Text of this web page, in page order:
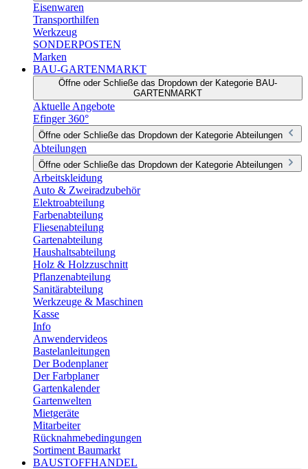
Eisenwaren
Transporthilfen
Werkzeug
SONDERPOSTEN
Marken
BAU-GARTENMARKT
Öffne oder Schließe das Dropdown der Kategorie BAU-
GARTENMARKT
Aktuelle Angebote
Efinger 360°
Öffne oder Schließe das Dropdown der Kategorie Abteilungen
Abteilungen
Öffne oder Schließe das Dropdown der Kategorie Abteilungen
Arbeitskleidung
Auto & Zweiradzubehör
Elektroabteilung
Farbenabteilung
Fliesenabteilung
Gartenabteilung
Haushaltsabteilung
Holz & Holzzuschnitt
Pflanzenabteilung
Sanitärabteilung
Werkzeuge & Maschinen
Kasse
Info
Anwendervideos
Bastelanleitungen
Der Bodenplaner
Der Farbplaner
Gartenkalender
Gartenwelten
Mietgeräte
Mitarbeiter
Rücknahmebedingungen
Sortiment Baumarkt
BAUSTOFFHANDEL